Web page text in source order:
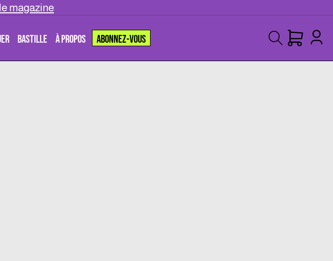
magazine
BASTILLE À PROPOS ABONNEZ-VOUS